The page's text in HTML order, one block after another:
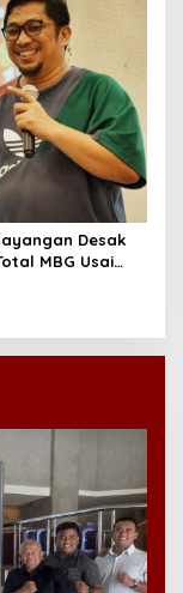
Desak
MBG Usai